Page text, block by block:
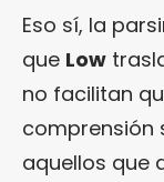
Eso sí, la
que Low
no facilitan
comprensión
aquellos que